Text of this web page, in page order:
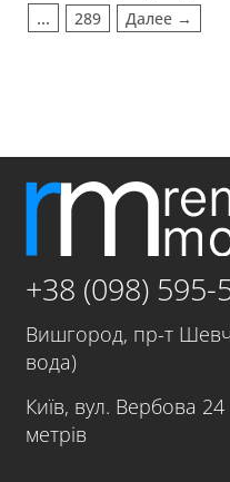
… 289 Далее →
+38 (098) 595-
Вишгород, пр-т
вода)
Київ, вул. Вербова
метрів